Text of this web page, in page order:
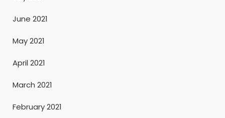
June 2021
May 2021
April 2021
March 2021
February 2021